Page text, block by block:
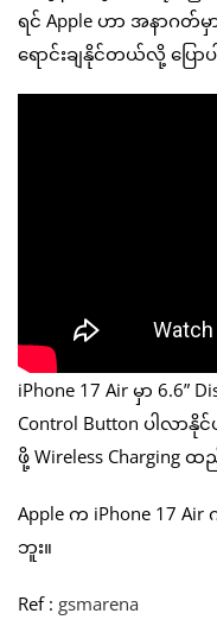
ရင် Apple ဟာ အနာဂ
ရောင်းချနိုင်တယ်လို့ ပြော
iPhone 17 Air မှာ 6.6”
Control Button ပါလ
ဖို့ Wireless Charging
Apple က iPhone 17
ဘူး။
Ref : gsmarena